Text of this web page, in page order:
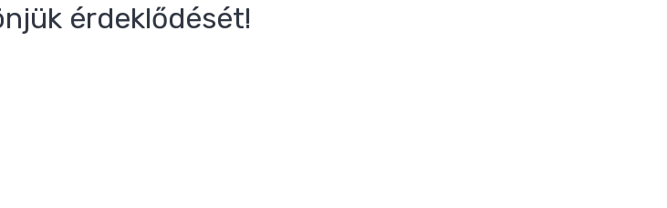
érdeklődését!